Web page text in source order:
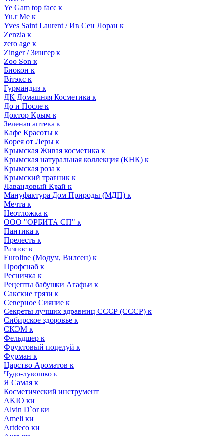
Ye Gam top face к
Yu.r Me к
Yves Saint Laurent / Ив Сен Лоран к
Zenzia к
zero age к
Zinger / Зингер к
Zoo Son к
Биокон к
Вiтэкс к
Гурмандиз к
ДК Домашняя Косметика к
До и После к
Доктор Крым к
Зеленая аптека к
Кафе Красоты к
Корея от Леры к
Крымская Живая косметика к
Крымская натуральная коллекция (КНК) к
Крымская роза к
Крымский травник к
Лавандовый Край к
Мануфактура Дом Природы (МДП) к
Мечта к
Неотложка к
ООО "ОРБИТА СП" к
Пантика к
Прелесть к
Разное к
Euroline (Модум, Вилсен) к
Профснаб к
Ресничка к
Рецепты бабушки Агафьи к
Сакские грязи к
Северное Сияние к
Секреты лучших здравниц СССР (СССР) к
Сибирское здоровье к
СКЭМ к
Фельдшер к
Фруктовый поцелуй к
Фурман к
Царство Ароматов к
Чудо-лукошко к
Я Самая к
Косметический инструмент
AKIO ки
Alvin D`or ки
Ameli ки
Artdeco ки